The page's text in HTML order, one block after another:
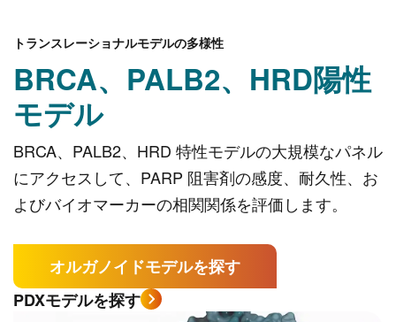
トランスレーショナルモデルの多様性
BRCA、PALB2、HRD陽性
モデル
BRCA、PALB2、HRD 特性モデルの大規模なパネル
にアクセスして、PARP 阻害剤の感度、耐久性、お
よびバイオマーカーの相関関係を評価します。
オルガノイドモデルを探す
PDXモデルを探す